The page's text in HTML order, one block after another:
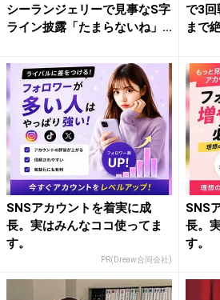
シーランジェリーで見事なS字
ライン披露「たまらないね」...
で3回
まで
SNSアカウントを着実に成
長。実はみんなココ使ってま
す。
PR(Dreaw合同会社)
SNS
長。
す。